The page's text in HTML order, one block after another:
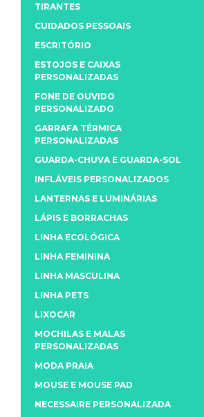
TIRANTES
CUIDADOS PESSOAIS
ESCRITÓRIO
ESTOJOS E CAIXAS
PERSONALIZADAS
FONE DE OUVIDO
PERSONALIZADO
GARRAFA TÉRMICA
PERSONALIZADAS
GUARDA-CHUVA E GUARDA-SOL
INFLÁVEIS PERSONALIZADOS
LANTERNAS E LUMINÁRIAS
LÁPIS E BORRACHAS
LINHA ECOLÓGICA
LINHA FEMININA
LINHA MASCULINA
LINHA PETS
LIXOCAR
MOCHILAS E MALAS
PERSONALIZADAS
MODA PRAIA
MOUSE E MOUSE PAD
NECESSAIRE PERSONALIZADA